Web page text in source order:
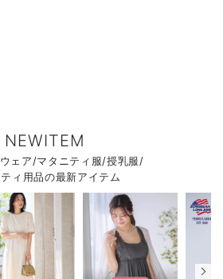
NEWITEM
ェア/マタニティ服/授乳服/
ィ用品の最新アイテム